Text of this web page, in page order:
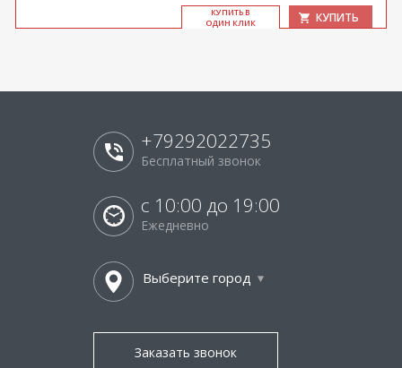
КУ­ПИТЬ В
ОДИН КЛИК
КУПИТЬ
+79292022735
Бесплатный звонок
с 10:00 до 19:00
Ежедневно
Выберите город
Заказать звонок